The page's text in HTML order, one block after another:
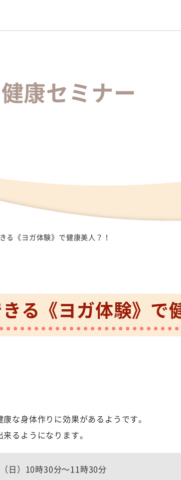
健康セミナー
る《ヨガ体験》で健康美人？！
る《ヨガ体験》で
な身体作りに効果があるようです。
るようになります。
日）10時30分～11時30分